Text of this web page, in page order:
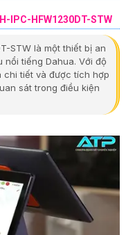
IPC-HFW1230DT-STW
STW là một thiết bị an
tiếng Dahua. Với độ
chi tiết và được tích hợp
sát trong điều kiện